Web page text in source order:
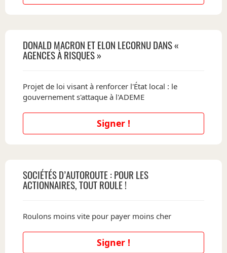
DONALD MACRON ET ELON LECORNU DANS «
AGENCES À RISQUES »
Projet de loi visant à renforcer l'État local : le
gouvernement s'attaque à l'ADEME
Signer !
SOCIÉTÉS D’AUTOROUTE : POUR LES
ACTIONNAIRES, TOUT ROULE !
Roulons moins vite pour payer moins cher
Signer !